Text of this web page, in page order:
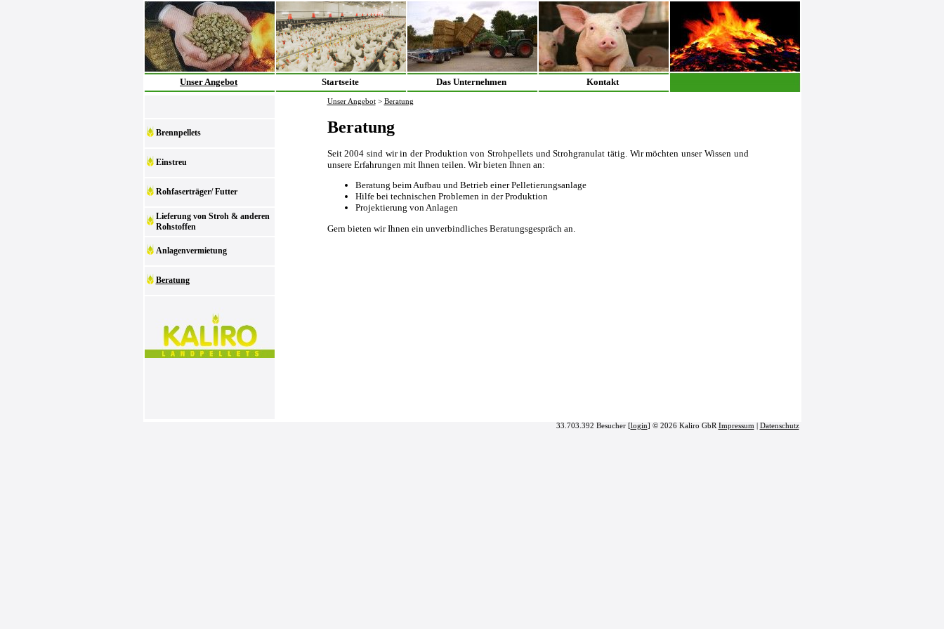
Unser Angebot Startseite Das Unternehmen Kontakt
Brennpellets
Einstreu
Rohfaserträger/ Futter
Lieferung von Stroh & anderen
Rohstoffen
Anlagenvermietung
Beratung
Unser Angebot > Beratung
Beratung
Seit 2004 sind wir in der Produktion von Strohpellets und Strohgranulat tätig. Wir möchten unser Wissen und
unsere Erfahrungen mit Ihnen teilen. Wir bieten Ihnen an:
Beratung beim Aufbau und Betrieb einer Pelletierungsanlage
Hilfe bei technischen Problemen in der Produktion
Projektierung von Anlagen
Gern bieten wir Ihnen ein unverbindliches Beratungsgespräch an.
33.703.392 Besucher [login] © 2026 Kaliro GbR Impressum Datenschutz